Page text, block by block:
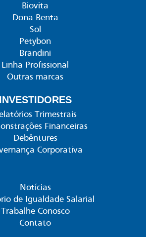
Biovita
Dona Benta
Sol
Petybon
Brandini
Linha Profissional
Outras marcas
INVESTIDORES
Trimestrais
Financeiras
Debêntures
Corporativa
Notícias
de Igualdade Salarial
Trabalhe Conosco
Contato